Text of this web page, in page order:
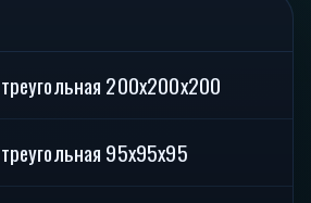
200х200х200
95х95х95